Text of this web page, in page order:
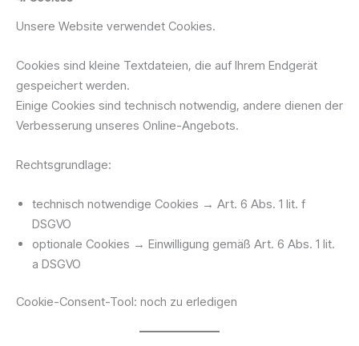
Unsere Website verwendet Cookies.
Cookies sind kleine Textdateien, die auf Ihrem Endgerät
gespeichert werden.
Einige Cookies sind technisch notwendig, andere dienen der
Verbesserung unseres Online-Angebots.
Rechtsgrundlage:
technisch notwendige Cookies → Art. 6 Abs. 1 lit. f
DSGVO
optionale Cookies → Einwilligung gemäß Art. 6 Abs. 1 lit.
a DSGVO
Cookie-Consent-Tool: noch zu erledigen